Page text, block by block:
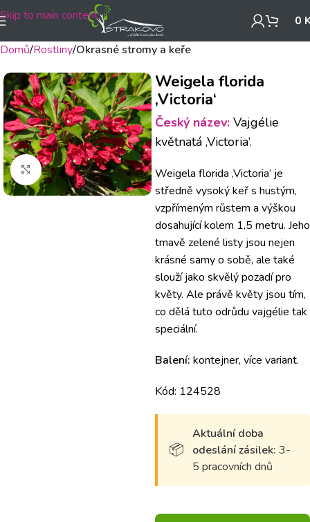
Skip to main content 0
Domů Rostliny Okrasné stromy a keře
Klikněte pro zvětšení
Weigela florida
‚Victoria‘
Český název: Vajgélie
květnatá ‚Victoria‘.
Weigela florida ‚Victoria‘ je
středně vysoký keř s hustým,
vzpřímeným růstem a výškou
dosahující kolem 1,5 metru. Jeho
tmavě zelené listy jsou nejen
krásné samy o sobě, ale také
slouží jako skvělý pozadí pro
květy. Ale právě květy jsou tím,
co dělá tuto odrůdu vajgélie tak
speciální.
Balení: kontejner, více variant.
Kód: 124528
Aktuální doba
odeslání zásilek: 3-
5 pracovních dnů